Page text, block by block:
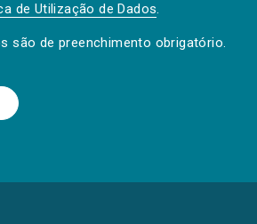
de Utilização de Dados.
são de preenchimento obrigatório.